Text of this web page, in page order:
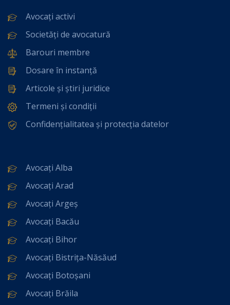
Avocați activi
Societăți de avocatură
Barouri membre
Dosare în instanță
Articole și știri juridice
Termeni și condiții
Confidențialitatea și protecția datelor
Avocați Alba
Avocați Arad
Avocați Argeș
Avocați Bacău
Avocați Bihor
Avocați Bistrița-Năsăud
Avocați Botoșani
Avocați Brăila